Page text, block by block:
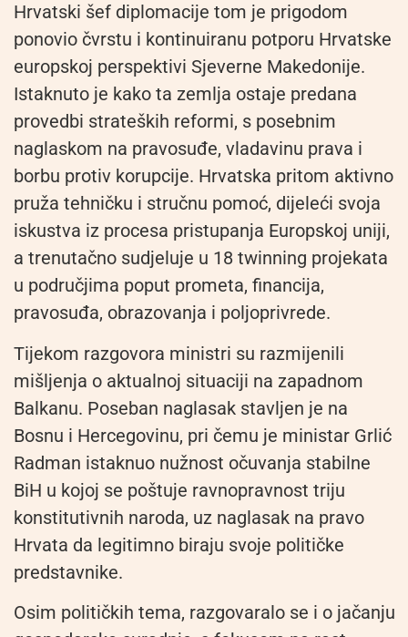
Hrvatski šef diplomacije tom je prigodom
ponovio čvrstu i kontinuiranu potporu Hrvatske
europskoj perspektivi Sjeverne Makedonije.
Istaknuto je kako ta zemlja ostaje predana
provedbi strateških reformi, s posebnim
naglaskom na pravosuđe, vladavinu prava i
borbu protiv korupcije. Hrvatska pritom aktivno
pruža tehničku i stručnu pomoć, dijeleći svoja
iskustva iz procesa pristupanja Europskoj uniji,
a trenutačno sudjeluje u 18 twinning projekata
u područjima poput prometa, financija,
pravosuđa, obrazovanja i poljoprivrede.
Tijekom razgovora ministri su razmijenili
mišljenja o aktualnoj situaciji na zapadnom
Balkanu. Poseban naglasak stavljen je na
Bosnu i Hercegovinu, pri čemu je ministar Grlić
Radman istaknuo nužnost očuvanja stabilne
BiH u kojoj se poštuje ravnopravnost triju
konstitutivnih naroda, uz naglasak na pravo
Hrvata da legitimno biraju svoje političke
predstavnike.
Osim političkih tema, razgovaralo se i o jačanju